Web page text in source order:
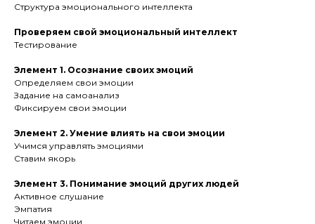
Структура эмоционального интеллекта
Проверяем свой эмоциональный интеллект
Тестирование
Элемент 1. Осознание своих эмоций
Определяем свои эмоции
Задание на самоанализ
Фиксируем свои эмоции
Элемент 2. Умение влиять на свои эмоции
Учимся управлять эмоциями
Ставим якорь
Элемент 3. Понимание эмоций других людей
Активное слушание
Эмпатия
Читаем эмоции